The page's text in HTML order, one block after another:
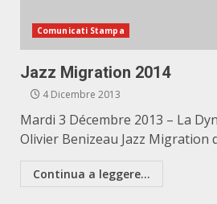
Comunicati Stampa
Jazz Migration 2014
4 Dicembre 2013
Mardi 3 Décembre 2013 – La
Olivier Benizeau Jazz Migration
Continua a leggere...